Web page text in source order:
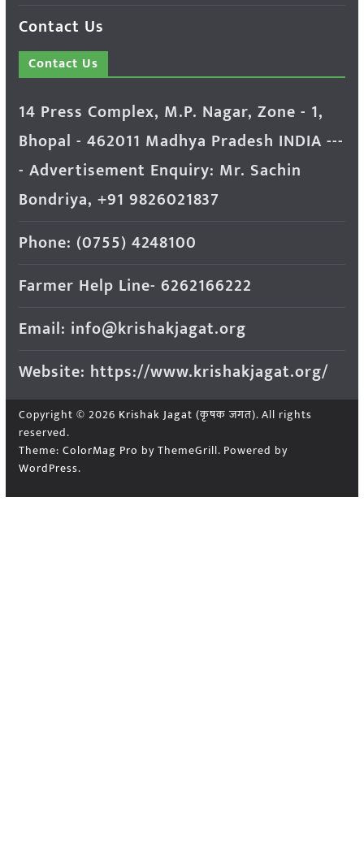
Contact Us
Contact Us
14 Press Complex, M.P. Nagar, Zone - 1,
Bhopal - 462011 Madhya Pradesh INDIA ---
- Advertisement Enquiry: Mr. Sachin
Bondriya, +91 9826021837
Phone: (0755) 4248100
Farmer Help Line- 6262166222
Email: info@krishakjagat.org
Website: https://www.krishakjagat.org/
Copyright © 2026 Krishak Jagat (कृषक जगत). All rights
reserved.
Theme: ColorMag Pro by ThemeGrill. Powered by
WordPress.